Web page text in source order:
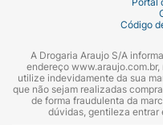
Código
A Drogaria Araujo S/A
endereço
utilize indevidamente da sua
que não sejam realizadas
de forma fraudulenta da
dúvidas, gentileza